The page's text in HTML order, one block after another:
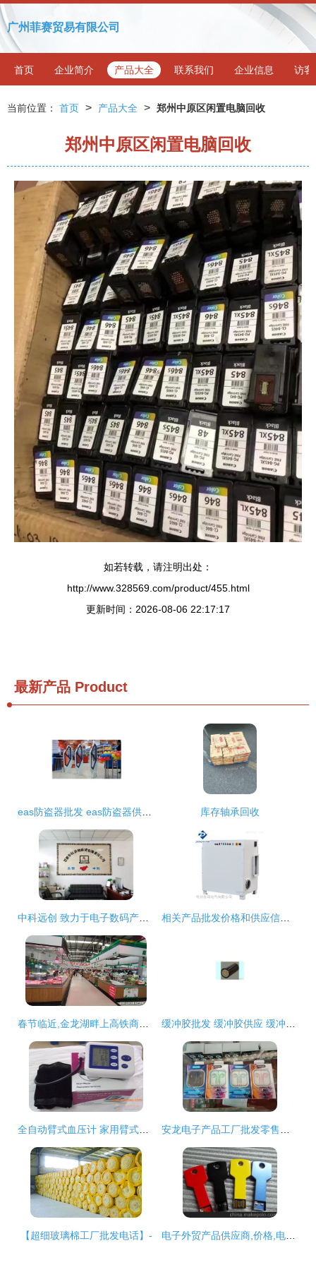
广州菲赛贸易有限公司
首页 企业简介 产品大全 联系我们 企业信息 访客
当前位置： 首页 > 产品大全 > 郑州中原区闲置电脑回收
郑州中原区闲置电脑回收
如若转载，请注明出处：
http://www.328569.com/product/455.html
更新时间：2026-08-06 22:17:17
最新产品 Product
eas防盗器批发 eas防盗器供应 eas防盗器厂家 库存轴承回收
中科远创 致力于电子数码产品 品牌电脑 安防监控等多项电子产品的批发 销售 相关产品批发价格和供应信息 工控中国
春节临近,金龙湖畔上高铁商务新城又增一处农贸市场 缓冲胶批发 缓冲胶供应 缓冲胶厂家
全自动臂式血压计 家用臂式血压计,全自动臂式血压计 家用臂式血压计生产厂家,全自动臂式血压计 家用臂式血压计价格 安龙电子产品工厂批发零售部,诺有想开店创业的可到本店咨询了解 - 抖
【超细玻璃棉工厂批发电话】- 电子外贸产品供应商,价格,电子外贸产品批发市场